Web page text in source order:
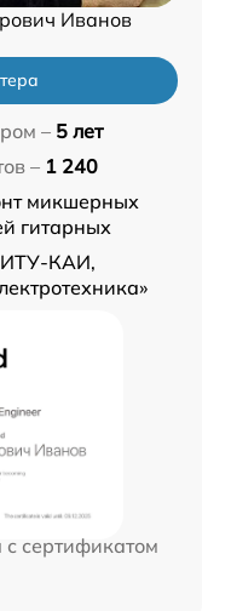
Иванов
– 5 лет
– 1 240
микшерных
гитарных
КАИ,
сертификатом